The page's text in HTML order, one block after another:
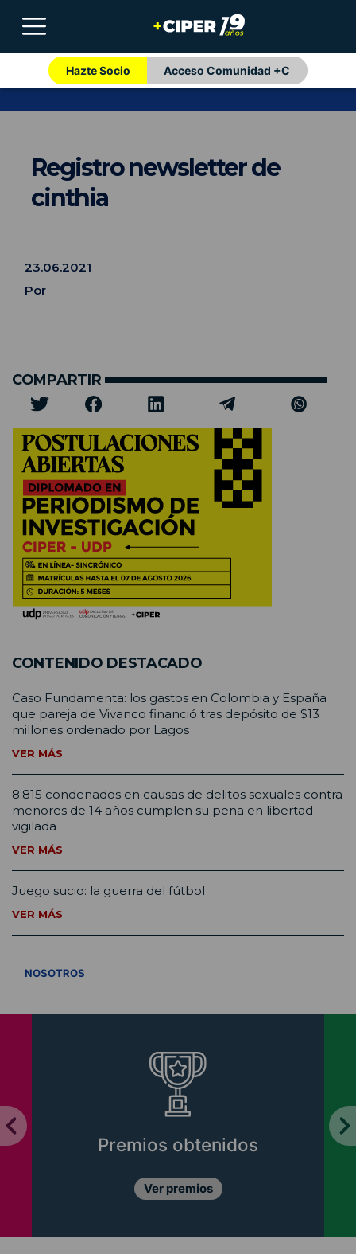
Hazte Socio Acceso Comunidad +C
Registro newsletter de
cinthia
23.06.2021
Por
COMPARTIR
CONTENIDO DESTACADO
Caso Fundamenta: los gastos en Colombia y España
que pareja de Vivanco financió tras depósito de $13
millones ordenado por Lagos
VER MÁS
8.815 condenados en causas de delitos sexuales contra
menores de 14 años cumplen su pena en libertad
vigilada
VER MÁS
Juego sucio: la guerra del fútbol
VER MÁS
NOSOTROS
Premios obtenidos
Ver premios